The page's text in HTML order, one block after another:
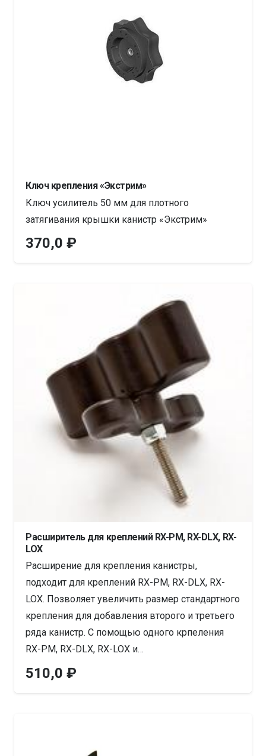
Ключ крепления «Экстрим»
Ключ усилитель 50 мм для плотного
затягивания крышки канистр «Экстрим»
370,0₽
Расширитель для креплений RX-PM, RX-DLX, RX-
LOX
Расширение для крепления канистры,
подходит для креплений RX-PM, RX-DLX, RX-
LOX. Позволяет увеличить размер стандартного
крепления для добавления второго и третьего
ряда канистр. С помощью одного крпеления
RX-PM, RX-DLX, RX-LOX и…
510,0₽